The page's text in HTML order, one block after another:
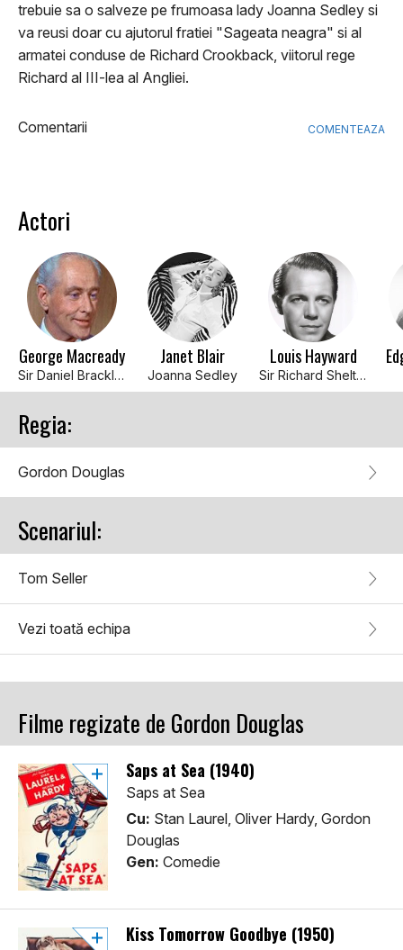
trebuie sa o salveze pe frumoasa lady Joanna Sedley si
va reusi doar cu ajutorul fratiei "Sageata neagra" si al
armatei conduse de Richard Crookback, viitorul rege
Richard al III-lea al Angliei.
Comentarii COMENTEAZA
Actori
George Macready
Sir Daniel Brackley
Janet Blair
Joanna Sedley
Louis Hayward
Sir Richard Shelton
Regia:
Gordon Douglas
Scenariul:
Tom Seller
Vezi toată echipa
Filme regizate de Gordon Douglas
Saps at Sea (1940)
Saps at Sea
Cu: Stan Laurel, Oliver Hardy, Gordon
Douglas
Gen: Comedie
Kiss Tomorrow Goodbye (1950)